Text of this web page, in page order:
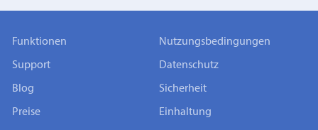
Funktionen
Support
Blog
Preise
Nutzungsbedingungen
Datenschutz
Sicherheit
Einhaltung